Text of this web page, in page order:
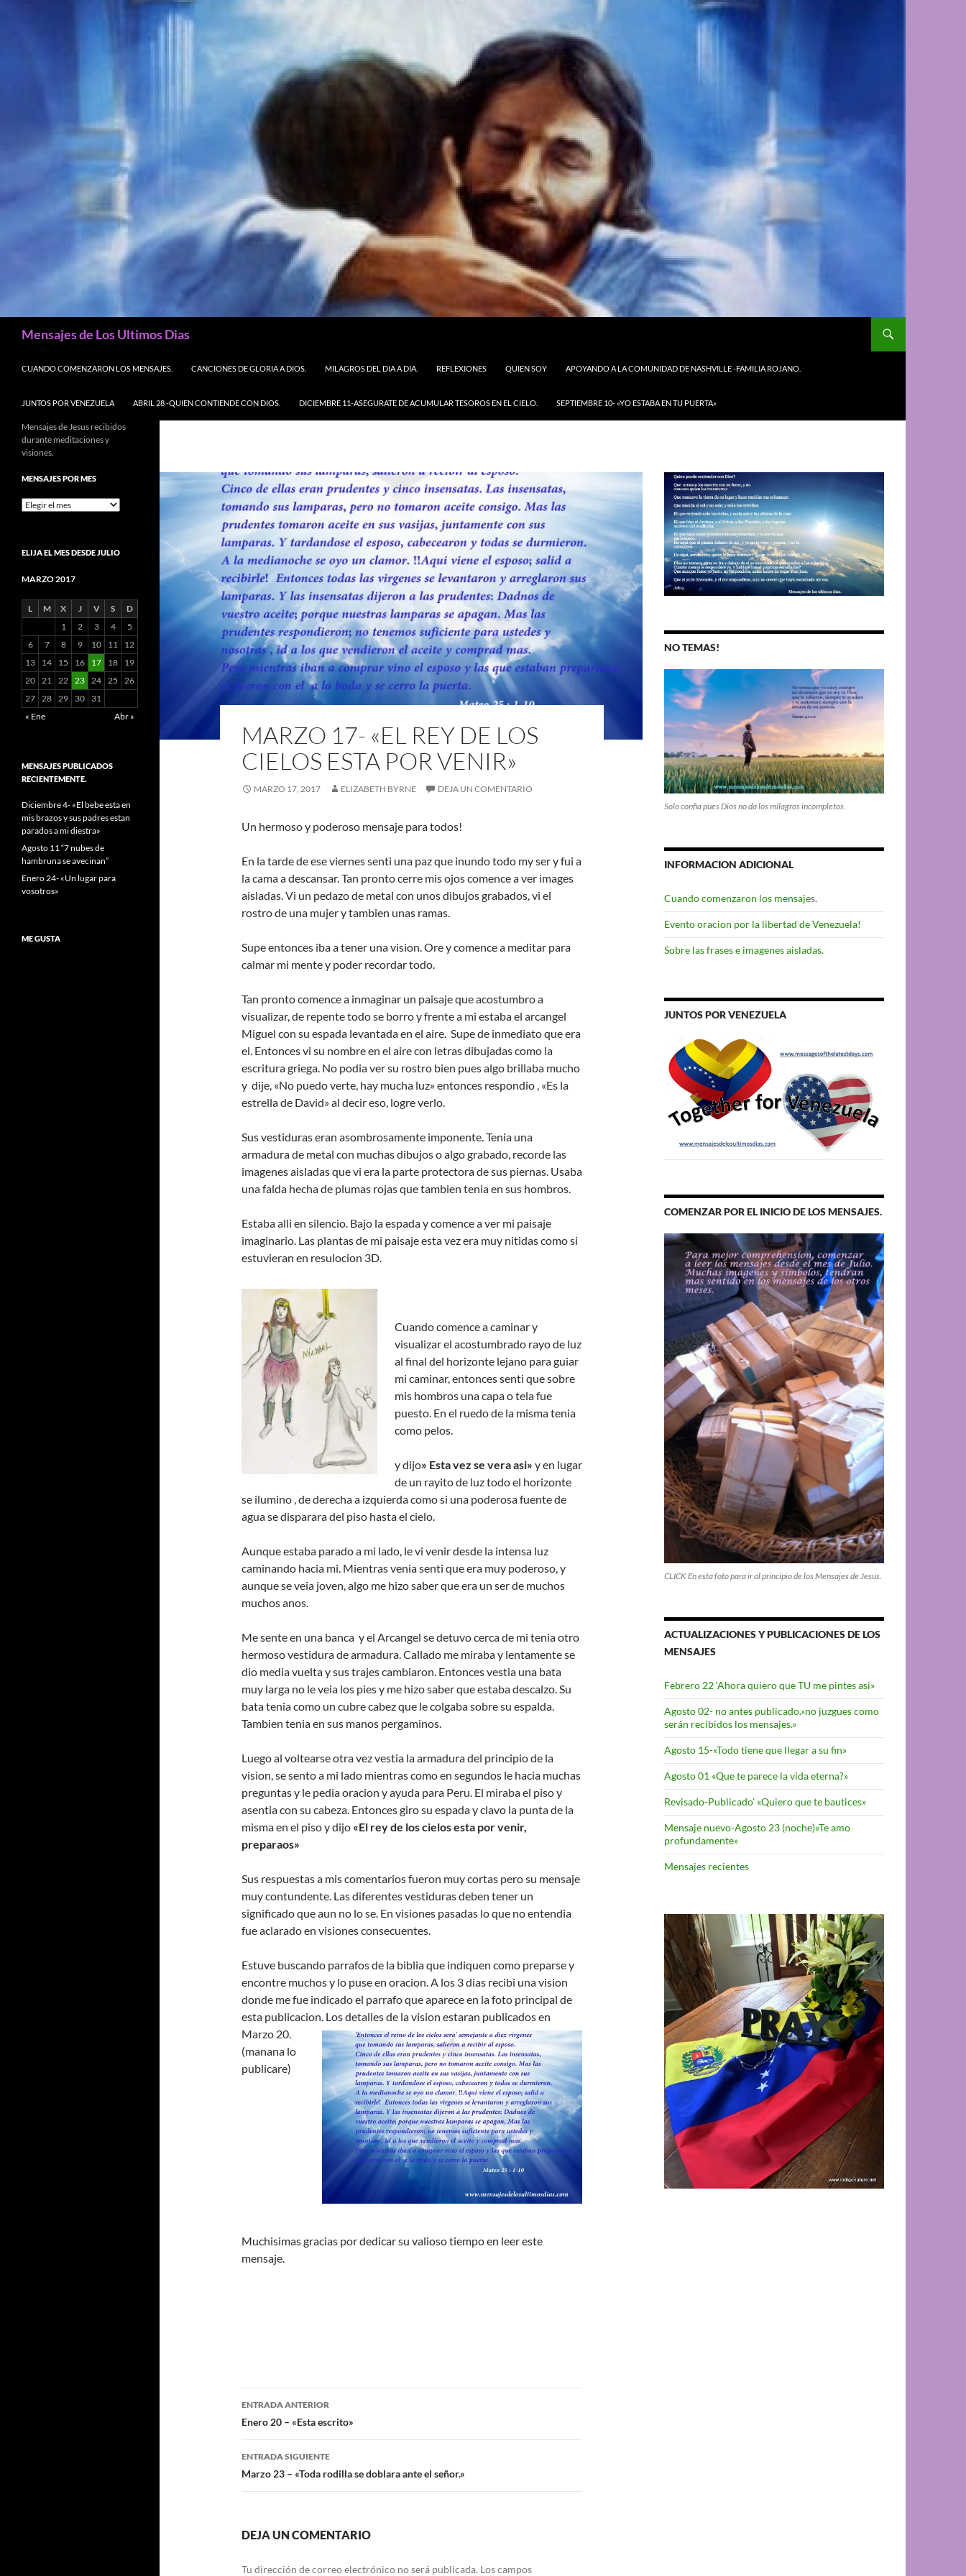
Mensajes de Los Ultimos Dias
CUANDO COMENZARON LOS MENSAJES.
CANCIONES DE GLORIA A DIOS. MILAGROS DEL DIA A DIA. REFLEXIONES QUIEN SOY APOYANDO A LA COMUNIDAD DE NASHVILLE -FAMILIA ROJANO.
JUNTOS POR VENEZUELA ABRIL 28 -QUIEN CONTIENDE CON DIOS. DICIEMBRE 11-ASEGURATE DE ACUMULAR TESOROS EN EL CIELO. SEPTIEMBRE 10- «YO ESTABA EN TU PUERTA»
MARZO 17- «EL REY DE LOS
CIELOS ESTA POR VENIR»
MARZO 17, 2017 ELIZABETH BYRNE DEJA UN COMENTARIO
Un hermoso y poderoso mensaje para todos!
En la tarde de ese viernes senti una paz que inundo todo my ser y fui a
la cama a descansar. Tan pronto cerre mis ojos comence a ver images
aisladas. Vi un pedazo de metal con unos dibujos grabados, vi el
rostro de una mujer y tambien unas ramas.
Supe entonces iba a tener una vision. Ore y comence a meditar para
calmar mi mente y poder recordar todo.
Tan pronto comence a inmaginar un paisaje que acostumbro a
visualizar, de repente todo se borro y frente a mi estaba el arcangel
Miguel con su espada levantada en el aire. Supe de inmediato que era
el. Entonces vi su nombre en el aire con letras dibujadas como la
escritura griega. No podia ver su rostro bien pues algo brillaba mucho
y dije, «No puedo verte, hay mucha luz» entonces respondio , «Es la
estrella de David» al decir eso, logre verlo.
Sus vestiduras eran asombrosamente imponente. Tenia una
armadura de metal con muchas dibujos o algo grabado, recorde las
imagenes aisladas que vi era la parte protectora de sus piernas. Usaba
una falda hecha de plumas rojas que tambien tenia en sus hombros.
Estaba alli en silencio. Bajo la espada y comence a ver mi paisaje
imaginario. Las plantas de mi paisaje esta vez era muy nitidas como si
estuvieran en resulocion 3D.
Cuando comence a caminar y
visualizar el acostumbrado rayo de luz
al final del horizonte lejano para guiar
mi caminar, entonces senti que sobre
mis hombros una capa o tela fue
puesto. En el ruedo de la misma tenia
como pelos.
y dijo» Esta vez se vera asi» y en lugar
de un rayito de luz todo el horizonte
se ilumino , de derecha a izquierda como si una poderosa fuente de
agua se disparara del piso hasta el cielo.
Aunque estaba parado a mi lado, le vi venir desde la intensa luz
caminando hacia mi. Mientras venia senti que era muy poderoso, y
aunque se veia joven, algo me hizo saber que era un ser de muchos
muchos anos.
Me sente en una banca y el Arcangel se detuvo cerca de mi tenia otro
hermoso vestidura de armadura. Callado me miraba y lentamente se
dio media vuelta y sus trajes cambiaron. Entonces vestia una bata
muy larga no le veia los pies y me hizo saber que estaba descalzo. Su
bata tenia como un cubre cabez que le colgaba sobre su espalda.
Tambien tenia en sus manos pergaminos.
Luego al voltearse otra vez vestia la armadura del principio de la
vision, se sento a mi lado mientras como en segundos le hacia muchas
preguntas y le pedia oracion y ayuda para Peru. El miraba el piso y
asentia con su cabeza. Entonces giro su espada y clavo la punta de la
misma en el piso y dijo «El rey de los cielos esta por venir,
preparaos»
Sus respuestas a mis comentarios fueron muy cortas pero su mensaje
muy contundente. Las diferentes vestiduras deben tener un
significado que aun no lo se. En visiones pasadas lo que no entendia
fue aclarado en visiones consecuentes.
Estuve buscando parrafos de la biblia que indiquen como preparse y
encontre muchos y lo puse en oracion. A los 3 dias recibi una vision
donde me fue indicado el parrafo que aparece en la foto principal de
esta publicacion. Los detalles de la vision estaran publicados en
Marzo 20.
(manana lo
publicare)
Muchisimas gracias por dedicar su valioso tiempo en leer este
mensaje.
Navegación
de
entradas
ENTRADA ANTERIOR
Enero 20 – «Esta escrito»
ENTRADA SIGUIENTE
Marzo 23 – «Toda rodilla se doblara ante el señor.»
DEJA UN COMENTARIO
Tu dirección de correo electrónico no será publicada. Los campos
NO TEMAS!
Solo confia pues Dios no da los milagros incompletos.
INFORMACION ADICIONAL
Cuando comenzaron los mensajes.
Evento oracion por la libertad de Venezuela!
Sobre las frases e imagenes aisladas.
JUNTOS POR VENEZUELA
COMENZAR POR EL INICIO DE LOS MENSAJES.
CLICK En esta foto para ir al principio de los Mensajes de Jesus.
ACTUALIZACIONES Y PUBLICACIONES DE LOS
MENSAJES
Febrero 22 ‘Ahora quiero que TU me pintes asi»
Agosto 02- no antes publicado.»no juzgues como
serán recibidos los mensajes.»
Agosto 15-«Todo tiene que llegar a su fin»
Agosto 01 «Que te parece la vida eterna?»
Revisado-Publicado’ «Quiero que te bautices»
Mensaje nuevo-Agosto 23 (noche)»Te amo
profundamente»
Mensajes recientes
Mensajes de Jesus recibidos
durante meditaciones y
visiones.
MENSAJES POR MES
Mensajes
ELIJA EL MES DESDE JULIO
MARZO 2017
L M X J V S
D
1
2 3 4
5
6
7 8 9 10 11
12
13
14 15 16 17 18
19
20 21 22 23 24 25
26
27 28 29 30
31
« Ene
Abr »
MENSAJES PUBLICADOS
RECIENTEMENTE.
Diciembre 4- «El bebe esta en
mis brazos y sus padres estan
parados a mi diestra»
Agosto 11 “7 nubes de
hambruna se avecinan”
Enero 24- «Un lugar para
vosotros»
ME GUSTA